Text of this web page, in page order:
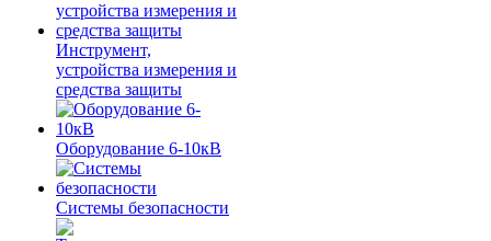
Инструмент,
устройства измерения и
средства защиты
Оборудование 6-10кВ
Системы безопасности